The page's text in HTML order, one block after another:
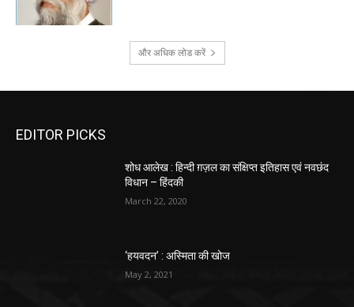
और अधिक लोड करें
EDITOR PICKS
शोध आलेख : हिन्दी ग़ज़ल का संक्षिप्त इतिहास एवं नवछंद
विधान – हिंदकी
March 22, 2020
‘हयवदन’ : अस्मिता की खोज
May 2, 2021